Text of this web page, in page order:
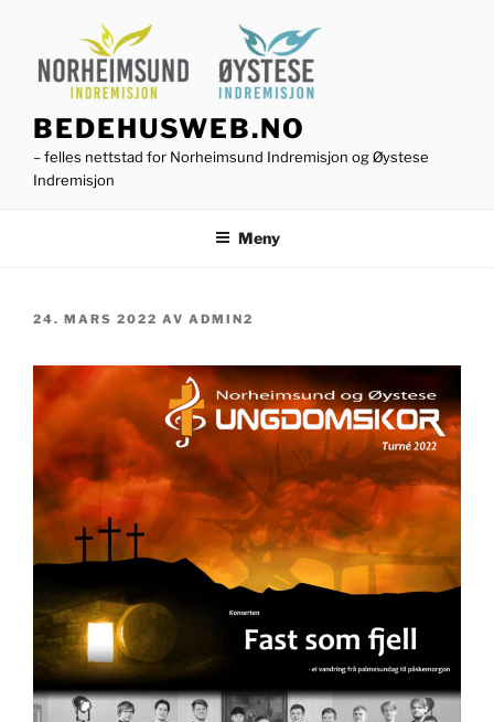
innhold
BEDEHUSWEB.NO
– felles nettstad for Norheimsund Indremisjon og Øystese
Indremisjon
Meny
PUBLISERT
24. MARS 2022 AV ADMIN2